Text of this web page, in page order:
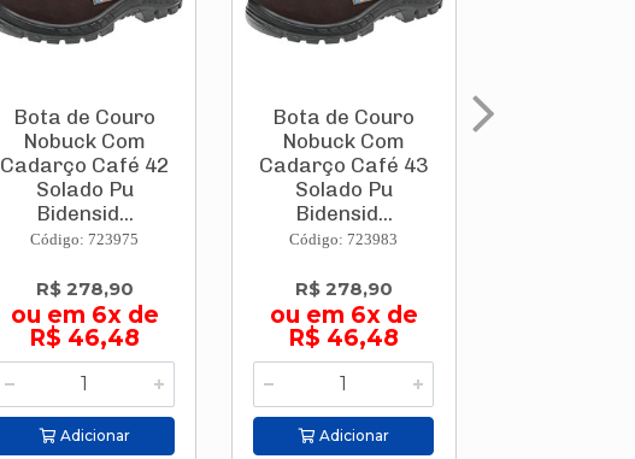
Bota de Couro
Nobuck Com
Cadarço Café 42
Solado Pu
Bidensid...
Código: 723975
R$ 278,90
ou em 6x de
R$ 46,48
Adicionar
Bota de Couro
Nobuck Com
Cadarço Café 43
Solado Pu
Bidensid...
Código: 723983
R$ 278,90
ou em 6x de
R$ 46,48
Adicionar